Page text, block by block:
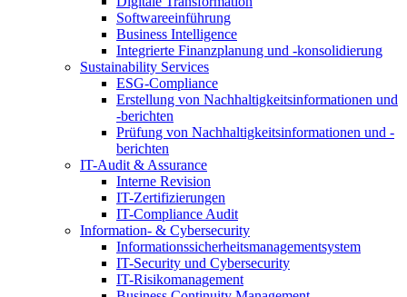
Softwareeinführung
Business Intelligence
Integrierte Finanzplanung und -konsolidierung
Sustainability Services
ESG-Compliance
Erstellung von Nachhaltigkeitsinformationen und
-berichten
Prüfung von Nachhaltigkeitsinformationen und -
berichten
IT-Audit & Assurance
Interne Revision
IT-Zertifizierungen
IT-Compliance Audit
Information- & Cybersecurity
Informationssicherheitsmanagementsystem
IT-Security und Cybersecurity
IT-Risikomanagement